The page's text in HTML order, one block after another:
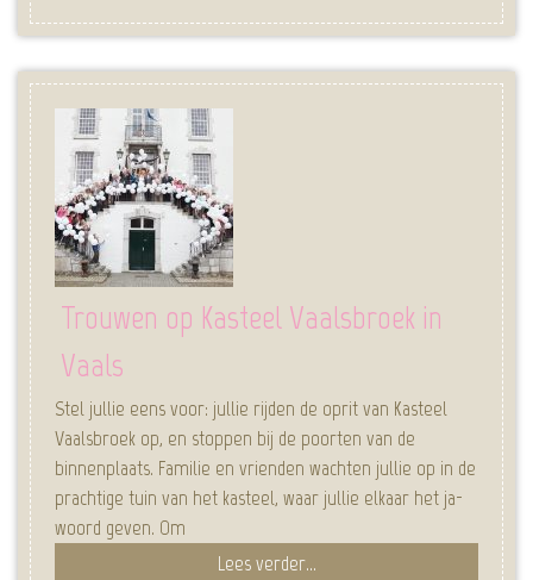
Trouwen op Kasteel Vaalsbroek in
Vaals
Stel jullie eens voor: jullie rijden de oprit van Kasteel
Vaalsbroek op, en stoppen bij de poorten van de
binnenplaats. Familie en vrienden wachten jullie op in de
prachtige tuin van het kasteel, waar jullie elkaar het ja-
woord geven. Om
Lees verder...